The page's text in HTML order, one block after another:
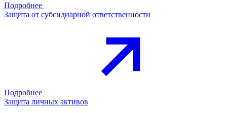
Подробнее
Защита от субсидиарной ответственности
Подробнее
Защита личных активов